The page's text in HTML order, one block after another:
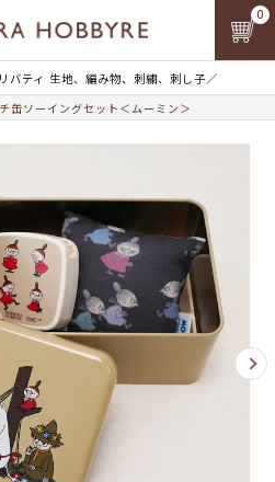
バティ 生地、編み物、刺繍、刺し子／
0
缶ソーイングセット＜ムーミン＞